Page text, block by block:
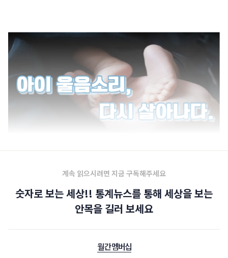
계속 읽으시려면 지금 구독해주세요
숫자로 보는 세상!! 통계뉴스를 통해 세상을 보는
안목을 길러 보세요
월간 멤버십